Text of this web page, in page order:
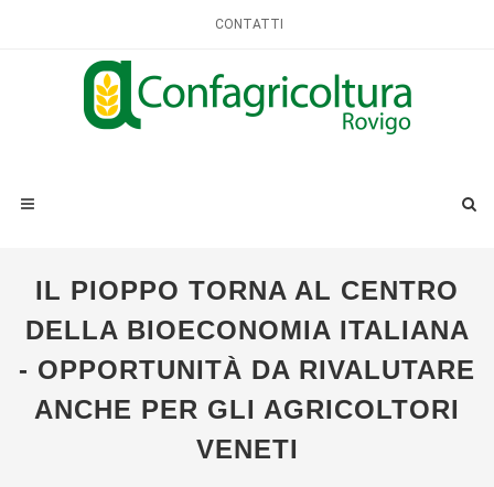
CONTATTI
IL PIOPPO TORNA AL CENTRO
DELLA BIOECONOMIA ITALIANA
- OPPORTUNITÀ DA RIVALUTARE
ANCHE PER GLI AGRICOLTORI
VENETI